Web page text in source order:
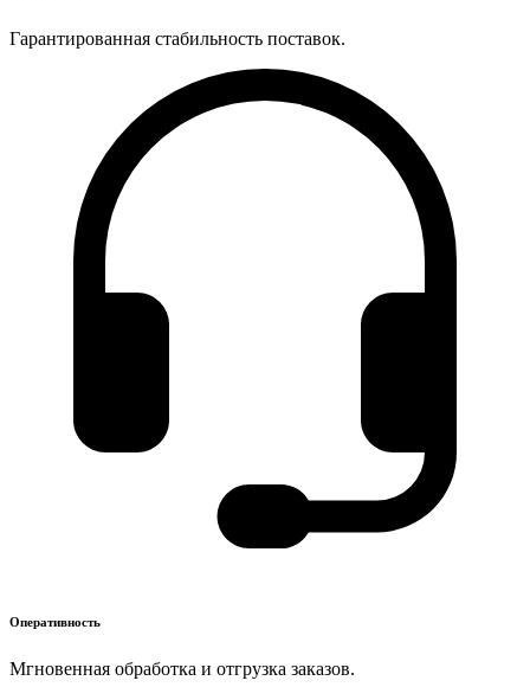
Гарантированная стабильность поставок.
Оперативность
Мгновенная обработка и отгрузка заказов.